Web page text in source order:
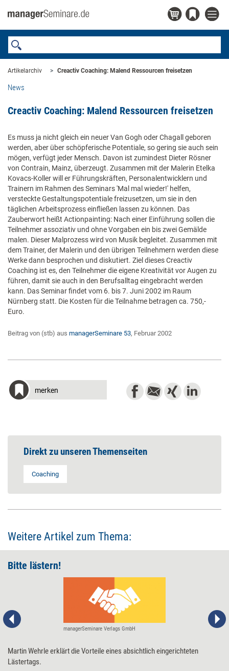
Artikelarchiv Creactiv Coaching: Malend Ressourcen freisetzen
News
Creactiv Coaching: Malend Ressourcen freisetzen
Es muss ja nicht gleich ein neuer Van Gogh oder Chagall geboren
werden, aber über schöpferische Potentiale, so gering sie auch sein
mögen, verfügt jeder Mensch. Davon ist zumindest Dieter Rösner
von Contrain, Mainz, überzeugt. Zusammen mit der Malerin Etelka
Kovacs-Koller will er Führungskräften, Personalentwicklern und
Trainern im Rahmen des Seminars 'Mal mal wieder!' helfen,
versteckte Gestaltungspotentiale freizusetzen, um sie in den
täglichen Arbeitsprozess einfließen lassen zu können. Das
Zauberwort heißt Actionpainting: Nach einer Einführung sollen die
Teilnehmer assoziativ und ohne Vorgaben ein bis zwei Gemälde
malen. Dieser Malprozess wird von Musik begleitet. Zusammen mit
dem Trainer, der Malerin und den übrigen Teilnehmern werden diese
Werke dann besprochen und diskutiert. Ziel dieses Creactiv
Coaching ist es, den Teilnehmer die eigene Kreativität vor Augen zu
führen, damit sie auch in den Berufsalltag eingebracht werden
kann. Das Seminar findet vom 6. bis 7. Juni 2002 im Raum
Nürnberg statt. Die Kosten für die Teilnahme betragen ca. 750,-
Euro.
Beitrag von (stb) aus managerSeminare 53, Februar 2002
merken
Direkt zu unseren Themenseiten
Coaching
Weitere Artikel zum Thema:
Bitte lästern!
managerSeminare Verlags GmbH
Martin Wehrle erklärt die Vorteile eines absichtlich eingerichteten
Lästertags.